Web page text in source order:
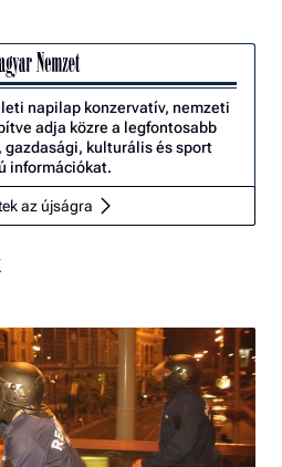
napilap konzervatív, nemzeti
adja közre a legfontosabb
kulturális és sport
információkat.
az újságra